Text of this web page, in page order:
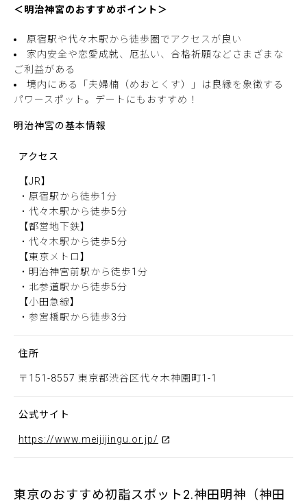
＜明治神宮のおすすめポイント＞
原宿駅や代々木駅から徒歩圏でアクセスが良い
家内安全や恋愛成就、厄払い、合格祈願などさまざまな
ご利益がある
境内にある「夫婦楠（めおとくす）」は良縁を象徴する
パワースポット。デートにもおすすめ！
明治神宮の基本情報
アクセス
【JR】
・原宿駅から徒歩1分
・代々木駅から徒歩5分
【都営地下鉄】
・代々木駅から徒歩5分
【東京メトロ】
・明治神宮前駅から徒歩1分
・北参道駅から徒歩5分
【小田急線】
・参宮橋駅から徒歩3分
住所
〒151-8557 東京都渋谷区代々木神園町1-1
公式サイト
https://www.meijijingu.or.jp/
東京のおすすめ初詣スポット2.神田明神（神田